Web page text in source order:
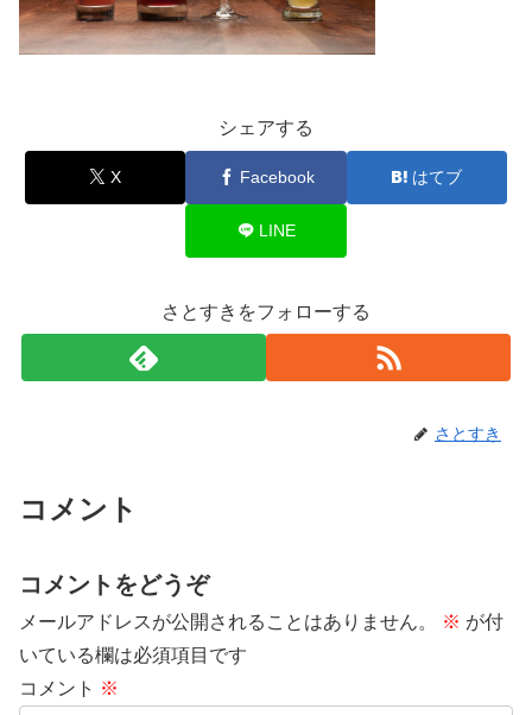
シェアする
X Facebook はてブ
LINE
さとすきをフォローする
さとすき
コメント
コメントをどうぞ
メールアドレスが公開されることはありません。 ※ が付
いている欄は必須項目です
コメント ※